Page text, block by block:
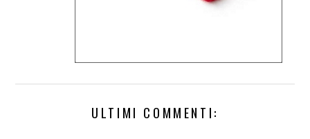
ULTIMI COMMENTI: